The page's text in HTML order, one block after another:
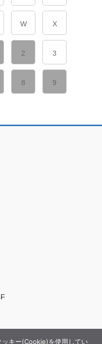
W X
2 3
8 9
キー(Cookie)を使用してい